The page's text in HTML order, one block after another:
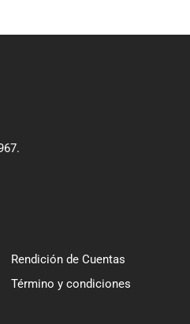
Rendición de Cuentas
Término y condiciones